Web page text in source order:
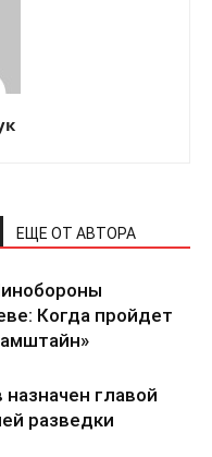
ЕЩЕ ОТ АВТОРА
Когда пройдет
главой
разведки